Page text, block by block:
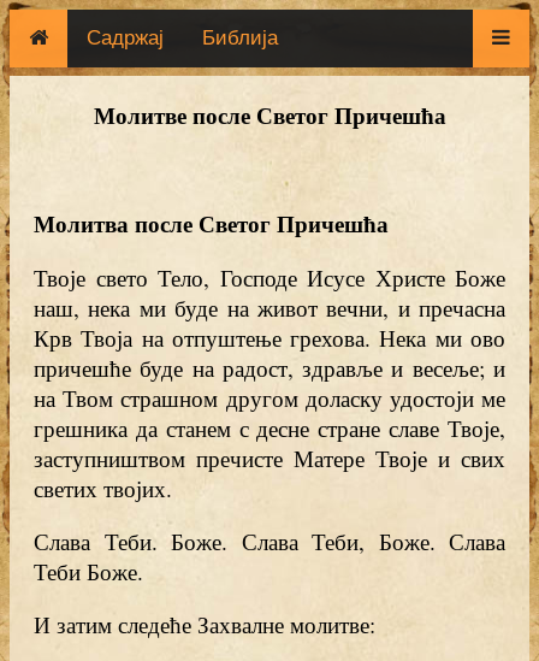
Садржај Библија
Молитве после Светог Причешћа
Молитва после Светог Причешћа
Твоје свето Тело, Господе Исусе Христе Боже
наш, нека ми буде на живот вечни, и пречасна
Крв Твоја на отпуштење грехова. Нека ми ово
причешће буде на радост, здравље и весеље; и
на Твом страшном другом доласку удостоји ме
грешника да станем с десне стране славе Твоје,
заступништвом пречисте Матере Твоје и свих
светих твојих.
Слава Теби. Боже. Слава Теби, Боже. Слава
Теби Боже.
И затим следеће Захвалне молитве: